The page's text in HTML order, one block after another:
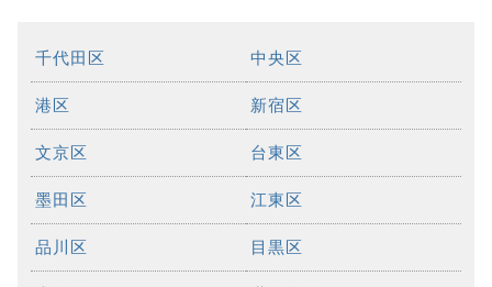
千代田区 中央区
港区 新宿区
文京区 台東区
墨田区 江東区
品川区 目黒区